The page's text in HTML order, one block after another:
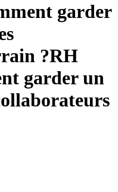
garder
?RH
garder un